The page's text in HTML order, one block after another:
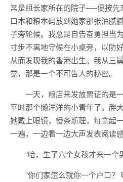
常是组长家所在的院子──便按先
口本和粮本码放到她家那张油腻
子旁轮候。我总是自告奋勇担当
寸步不离地守候在小桌旁，以防
从而发现我的香港出生。我从三
觉，那是一个不可告人的秘密。
一天，粮店来发放票证的是
平时那个懒洋洋的小青年了。胖
她戴上眼镜，慢条斯理，每拿起
一遍，一边看一边大声发表阅读
“哈，生了六个女孩才来一个
“你们家怎么就你一个户口